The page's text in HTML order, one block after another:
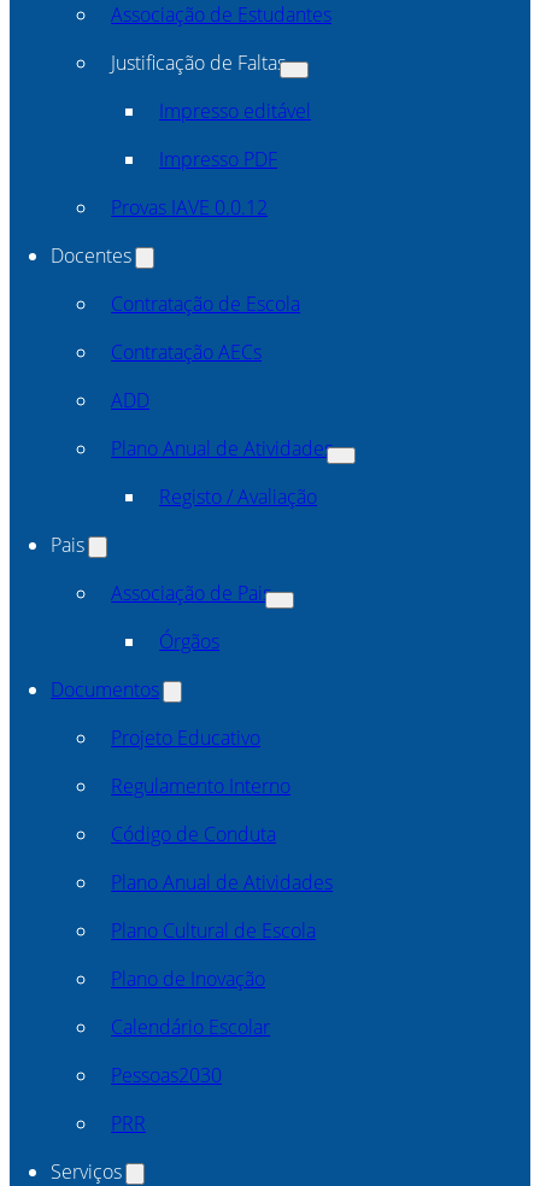
Associação de Estudantes
Justificação de Faltas
Impresso editável
Impresso PDF
Provas IAVE 0.0.12
Docentes
Contratação de Escola
Contratação AECs
ADD
Plano Anual de Atividades
Registo / Avaliação
Pais
Associação de Pais
Órgãos
Documentos
Projeto Educativo
Regulamento Interno
Código de Conduta
Plano Anual de Atividades
Plano Cultural de Escola
Plano de Inovação
Calendário Escolar
Pessoas2030
PRR
Serviços